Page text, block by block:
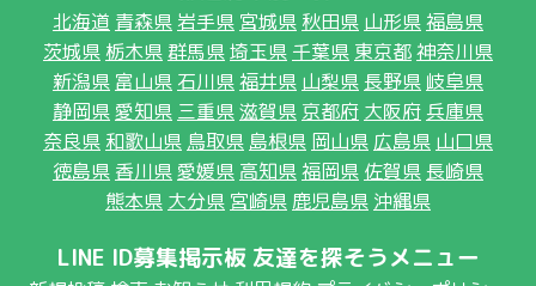
北海道 青森県 岩手県 宮城県 秋田県 山形県福島県
茨城県 栃木県群馬県埼玉県 千葉県 東京都神奈川県
新潟県 富山県 石川県福井県 山梨県 長野県 岐阜県
静岡県愛知県 三重県滋賀県 京都府 大阪府 兵庫県
奈良県 和歌山県 鳥取県 島根県 岡山県 広島県 山口県
徳島県 香川県愛媛県 高知県福岡県 佐賀県 長崎県
熊本県 大分県 宮崎県 鹿児島県 沖縄県
LINE ID募集掲示板 友達を探そうメニュー